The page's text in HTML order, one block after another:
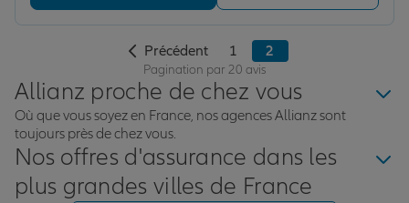
Précédent 1 2
Pagination par 20 avis
Allianz proche de chez vous
Où que vous soyez en France, nos agences Allianz sont
toujours près de chez vous.
Nos offres d'assurance dans les
plus grandes villes de France